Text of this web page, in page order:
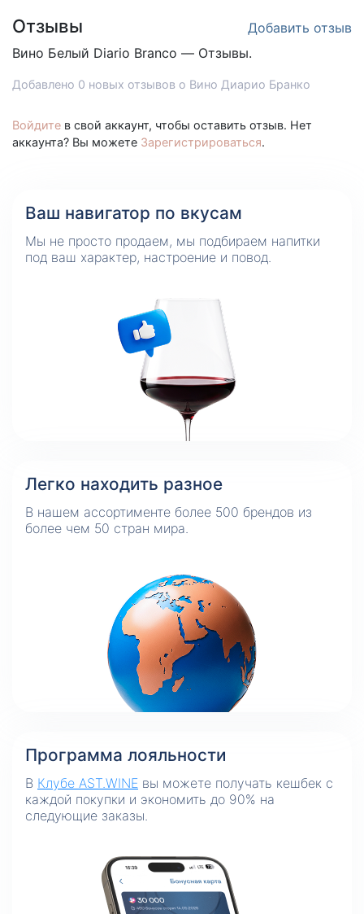
Отзывы
Добавить отзыв
Вино Белый Diario Branco — Отзывы.
Добавлено 0 новых отзывов о Вино Диарио Бранко
Войдите в свой аккаунт, чтобы оставить отзыв. Нет
аккаунта? Вы можете Зарегистрироваться.
Ваш навигатор по вкусам
Мы не просто продаем, мы подбираем напитки
под ваш характер, настроение и повод.
Легко находить разное
В нашем ассортименте более 500 брендов из
более чем 50 стран мира.
Программа лояльности
В Клубе AST.WINE вы можете получать кешбек с
каждой покупки и экономить до 90% на
следующие заказы.